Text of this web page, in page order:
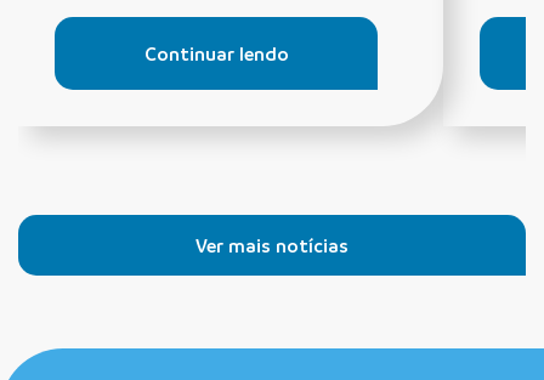
Continuar lendo
Ver mais notícias